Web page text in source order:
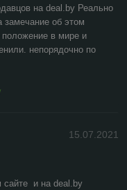
на deal.by Реально
замечание об этом
положение в мире и
непорядочно по
15.07.2021
сайте  и на deal.by